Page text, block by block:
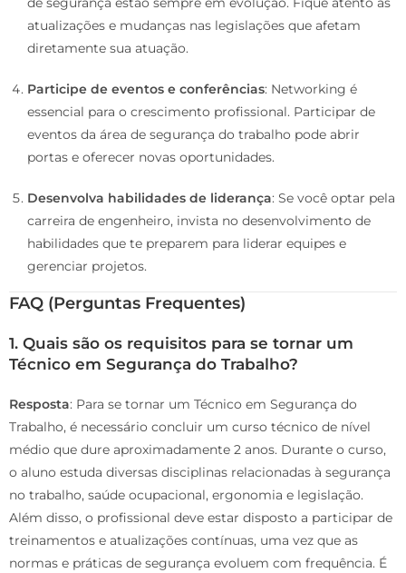
atualizações e mudanças nas legislações que afetam
diretamente sua atuação.
Participe de eventos e conferências: Networking é
essencial para o crescimento profissional. Participar de
eventos da área de segurança do trabalho pode abrir
portas e oferecer novas oportunidades.
Desenvolva habilidades de liderança: Se você optar pela
carreira de engenheiro, invista no desenvolvimento de
habilidades que te preparem para liderar equipes e
gerenciar projetos.
FAQ (Perguntas Frequentes)
1. Quais são os requisitos para se tornar um
Técnico em Segurança do Trabalho?
Resposta: Para se tornar um Técnico em Segurança do
Trabalho, é necessário concluir um curso técnico de nível
médio que dure aproximadamente 2 anos. Durante o curso,
o aluno estuda diversas disciplinas relacionadas à segurança
no trabalho, saúde ocupacional, ergonomia e legislação.
Além disso, o profissional deve estar disposto a participar de
treinamentos e atualizações contínuas, uma vez que as
normas e práticas de segurança evoluem com frequência. É